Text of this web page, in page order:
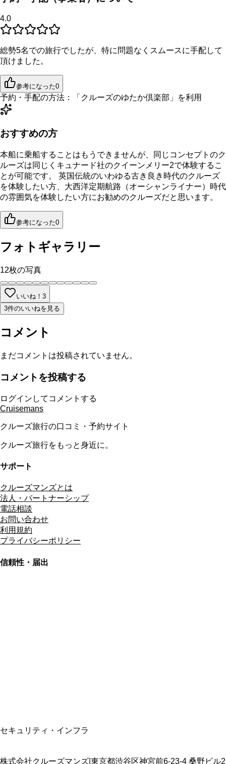
4.0
総勢5名での旅行でしたが、特に問題なくスムースに手配して
頂けました。
参考になった0
予約・手配の方法： 「 クルーズのゆたか倶楽部 」を利用
おすすめの方
本船に乗船することはもうできませんが、同じコンセプトのク
ルーズは同じくキュナード社のクイーンメリー2で体験するこ
とが可能です。 英国伝統のいわゆる古き良き時代のクルーズ
を体験したい方、大西洋定期航路（オーシャンライナー）時代
の雰囲気を体験したい方にお勧めのクルーズだと思います。
参考になった0
フォトギャラリー
12枚の写真
いいね！ 3
3件のいいねを見る
コメント
まだコメントは投稿されていません。
コメントを投稿する
ログインしてコメントする
Cruisemans
クルーズ旅行の口コミ・予約サイト
クルーズ旅行をもっと身近に。
サポート
クルーズマンズとは
法人・パートナーシップ
電話相談
お問い合わせ
利用規約
プライバシーポリシー
信頼性・届出
セキュリティ・インフラ
株式会社クルーズマンズ 東京都渋谷区神宮前6-23-4 桑野ビル2